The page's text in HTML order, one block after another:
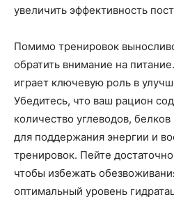
увеличить эффективность
Помимо тренировок
обратить внимание на
играет ключевую роль в
Убедитесь, что ваш рацион
количество углеводов,
для поддержания энергии и
тренировок. Пейте
чтобы избежать
оптимальный уровень